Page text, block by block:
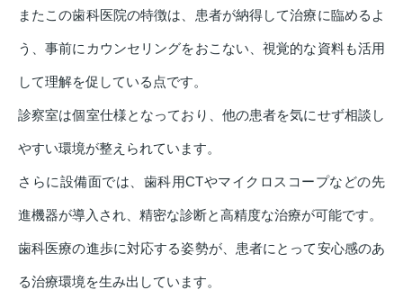
またこの歯科医院の特徴は、患者が納得して治療に臨めるよ
う、事前にカウンセリングをおこない、視覚的な資料も活用
して理解を促している点です。
診察室は個室仕様となっており、他の患者を気にせず相談し
やすい環境が整えられています。
さらに設備面では、歯科用CTやマイクロスコープなどの先
進機器が導入され、精密な診断と高精度な治療が可能です。
歯科医療の進歩に対応する姿勢が、患者にとって安心感のあ
る治療環境を生み出しています。